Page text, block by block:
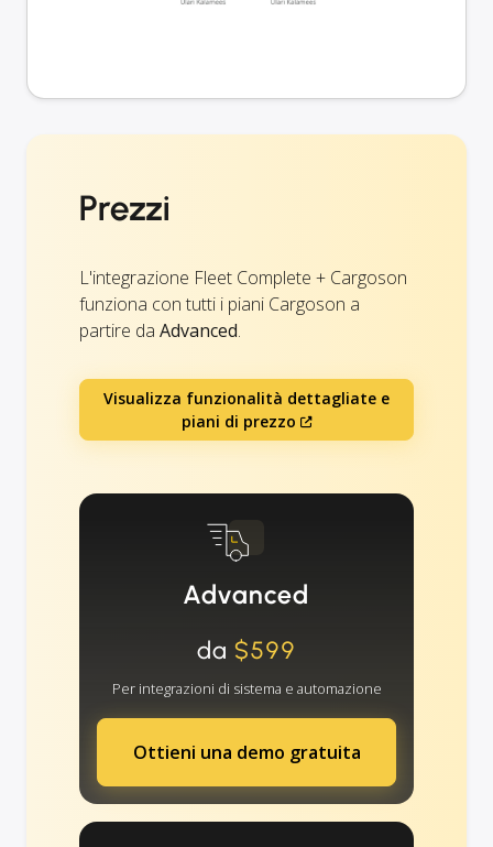
Prezzi
L'integrazione Fleet Complete + Cargoson
funziona con tutti i piani Cargoson a
partire da Advanced.
Visualizza funzionalità dettagliate e
piani di prezzo
Advanced
da$599
Per integrazioni di sistema e automazione
Ottieni una demo gratuita